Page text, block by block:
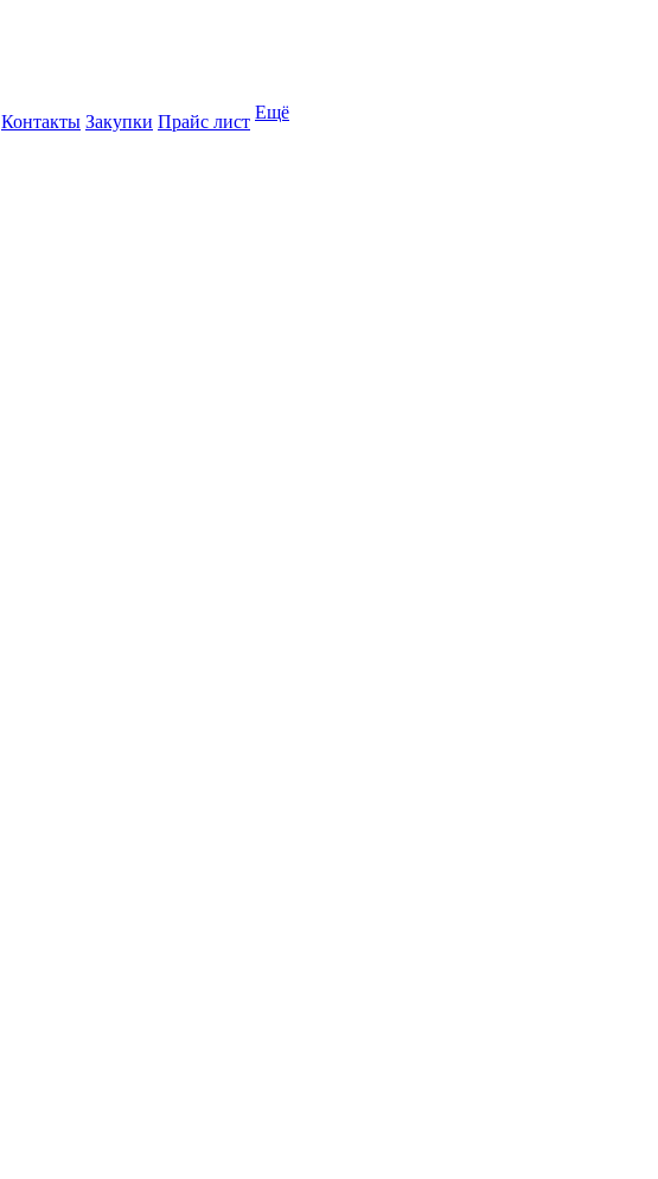
Контакты Закупки Прайс лист Ещё